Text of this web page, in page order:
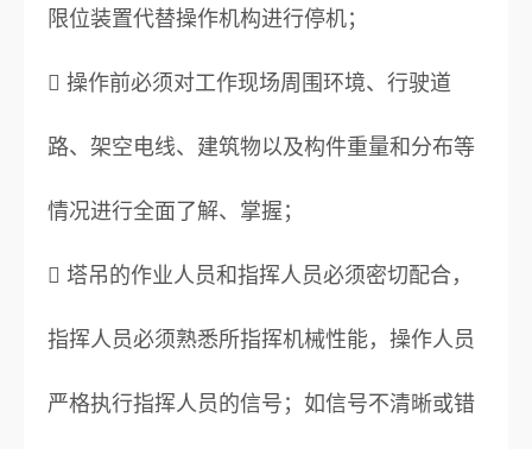
限位装置代替操作机构进行停机；
 操作前必须对工作现场周围环境、行驶道
路、架空电线、建筑物以及构件重量和分布等
情况进行全面了解、掌握；
 塔吊的作业人员和指挥人员必须密切配合，
指挥人员必须熟悉所指挥机械性能，操作人员
严格执行指挥人员的信号；如信号不清晰或错